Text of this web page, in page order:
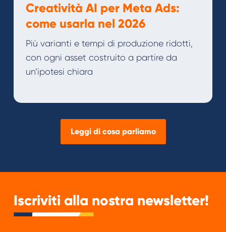
Creatività AI per Meta Ads:
come usarla nel 2026
Più varianti e tempi di produzione ridotti,
con ogni asset costruito a partire da
un’ipotesi chiara
Leggi di cosa parliamo
Iscriviti alla nostra newsletter!